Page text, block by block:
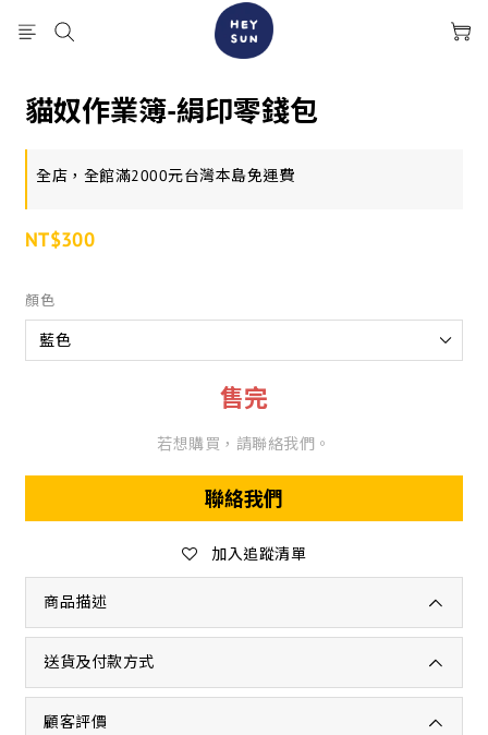
貓奴作業簿-絹印零錢包
全店，全館滿2000元台灣本島免運費
NT$300
顏色
售完
若想購買，請聯絡我們。
聯絡我們
加入追蹤清單
商品描述
送貨及付款方式
顧客評價